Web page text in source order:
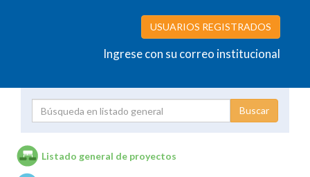
USUARIOS REGISTRADOS
Ingrese con su correo institucional
Listado general de proyectos